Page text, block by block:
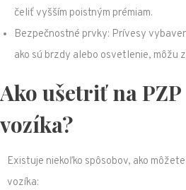
čeliť vyšším poistným prémiam.
Bezpečnostné prvky: Prívesy
ako sú brzdy alebo osvetlenie, môžu
Ako ušetriť na
vozíka?
Existuje niekoľko spôsobov, ako
vozíka: